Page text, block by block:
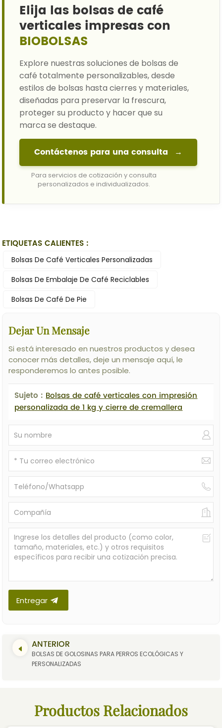
Elija las bolsas de café
verticales impresas con
BIOBOLSAS
Explore nuestras soluciones de bolsas de
café totalmente personalizables, desde
estilos de bolsas hasta cierres y materiales,
diseñadas para preservar la frescura,
proteger su producto y hacer que su
marca se destaque.
Contáctenos para una consulta →
Para servicios de cotización y consulta
personalizados e individualizados.
ETIQUETAS CALIENTES :
Bolsas De Café Verticales Personalizadas
Bolsas De Embalaje De Café Reciclables
Bolsas De Café De Pie
Dejar Un Mensaje
Si está interesado en nuestros productos y desea
conocer más detalles, deje un mensaje aquí, le
responderemos lo antes posible.
Sujeto :Bolsas de café verticales con impresión
personalizada de 1 kg y cierre de cremallera
Entregar
ANTERIOR
BOLSAS DE GOLOSINAS PARA PERROS ECOLÓGICAS Y
PERSONALIZADAS
Productos Relacionados